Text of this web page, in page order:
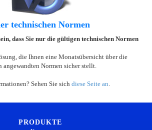
technischen Normen
dass Sie nur die gültigen technischen Normen
die Ihnen eine Monatsübersicht über die
Normen sicher stellt.
Sehen Sie sich diese Seite an
PRODUKTE